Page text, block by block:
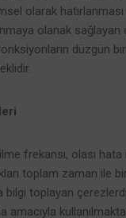
olarak
olanak sağlayan
düzgün
frekansı, olası hata
toplam zaman ile
bilgi toplayan
amacıyla